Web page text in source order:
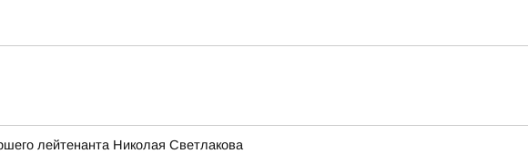
лейтенанта Николая Светлакова